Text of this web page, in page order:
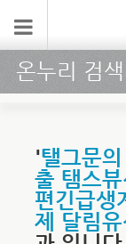
온누리 검색
'탤그문
출 탬스
편긴급생
제 달림